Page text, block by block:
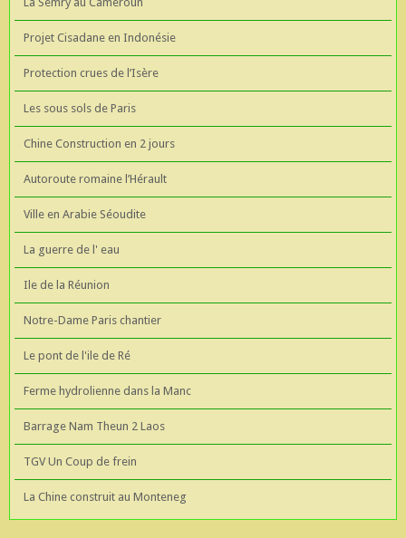
Projet Cisadane en Indonésie
Protection crues de l’Isère
Les sous sols de Paris
Chine Construction en 2 jours
Autoroute romaine l’Hérault
Ville en Arabie Séoudite
La guerre de l' eau
Ile de la Réunion
Notre-Dame Paris chantier
Le pont de l'ile de Ré
Ferme hydrolienne dans la Manc
Barrage Nam Theun 2 Laos
TGV Un Coup de frein
La Chine construit au Monteneg